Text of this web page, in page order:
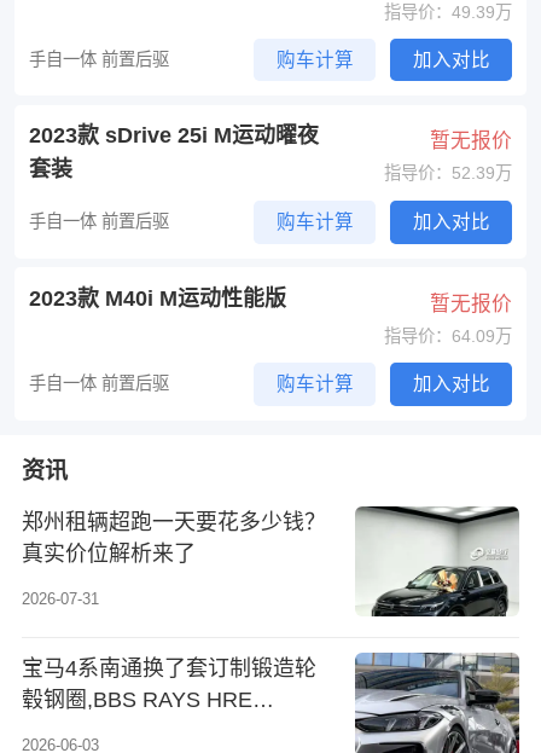
指导价：49.39万
手自一体 前置后驱 购车计算 加入对比
2023款 sDrive 25i M运动曜夜
套装
暂无报价
指导价：52.39万
手自一体 前置后驱 购车计算 加入对比
2023款 M40i M运动性能版 暂无报价
指导价：64.09万
手自一体 前置后驱 购车计算 加入对比
资讯
郑州租辆超跑一天要花多少钱？
真实价位解析来了
2026-07-31
宝马4系南通换了套订制锻造轮
毂钢圈,BBS RAYS HRE
2026-06-03